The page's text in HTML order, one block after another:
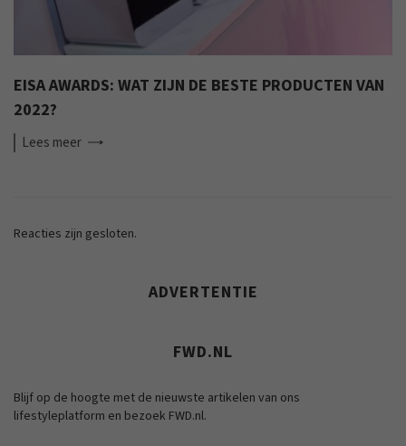
EISA AWARDS: WAT ZIJN DE BESTE PRODUCTEN VAN
2022?
Lees meer
Reacties zijn gesloten.
ADVERTENTIE
FWD.NL
Blijf op de hoogte met de nieuwste artikelen van ons
lifestyleplatform en bezoek FWD.nl.